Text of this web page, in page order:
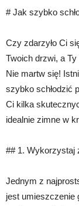
# Jak szybko
Czy zdarzyło Ci
Twoich drzwi, a
Nie martw się!
szybko schłodzić
Ci kilka
idealnie zimne w
## 1. Wykorzystaj
Jednym z
jest umieszczenie